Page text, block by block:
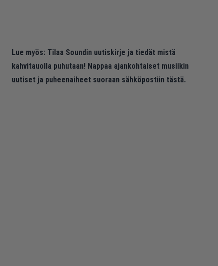
Lue myös: Tilaa Soundin uutiskirje ja tiedät mistä
kahvitauolla puhutaan! Nappaa ajankohtaiset musiikin
uutiset ja puheenaiheet suoraan sähköpostiin tästä.